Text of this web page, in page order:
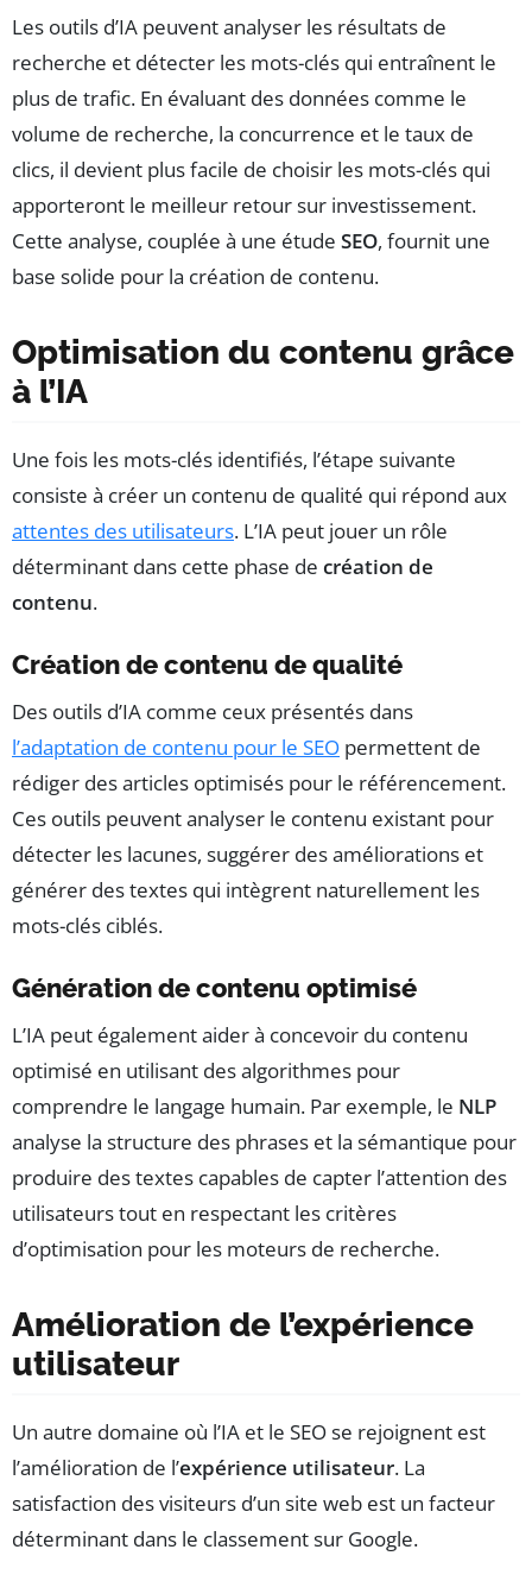
Les outils d’IA peuvent analyser les résultats de
recherche et détecter les mots-clés qui entraînent le
plus de trafic. En évaluant des données comme le
volume de recherche, la concurrence et le taux de
clics, il devient plus facile de choisir les mots-clés qui
apporteront le meilleur retour sur investissement.
Cette analyse, couplée à une étude SEO, fournit une
base solide pour la création de contenu.
Optimisation du contenu grâce
à l’IA
Une fois les mots-clés identifiés, l’étape suivante
consiste à créer un contenu de qualité qui répond aux
attentes des utilisateurs. L’IA peut jouer un rôle
déterminant dans cette phase de création de
contenu.
Création de contenu de qualité
Des outils d’IA comme ceux présentés dans
l’adaptation de contenu pour le SEO permettent de
rédiger des articles optimisés pour le référencement.
Ces outils peuvent analyser le contenu existant pour
détecter les lacunes, suggérer des améliorations et
générer des textes qui intègrent naturellement les
mots-clés ciblés.
Génération de contenu optimisé
L’IA peut également aider à concevoir du contenu
optimisé en utilisant des algorithmes pour
comprendre le langage humain. Par exemple, le NLP
analyse la structure des phrases et la sémantique pour
produire des textes capables de capter l’attention des
utilisateurs tout en respectant les critères
d’optimisation pour les moteurs de recherche.
Amélioration de l’expérience
utilisateur
Un autre domaine où l’IA et le SEO se rejoignent est
l’amélioration de l’expérience utilisateur. La
satisfaction des visiteurs d’un site web est un facteur
déterminant dans le classement sur Google.